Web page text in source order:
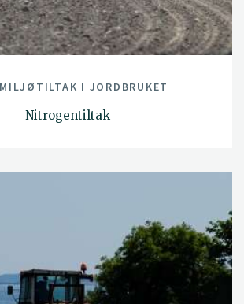
I JORDBRUKET
Nitrogentiltak